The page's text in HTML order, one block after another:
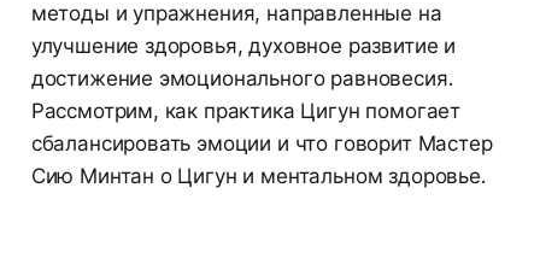
методы и упражнения, направленные на
улучшение здоровья, духовное развитие и
достижение эмоционального равновесия.
Рассмотрим, как практика Цигун помогает
сбалансировать эмоции и что говорит Мастер
Сию Минтан о Цигун и ментальном здоровье.